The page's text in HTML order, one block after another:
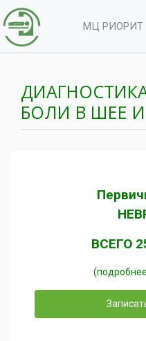
МЦ РИОРИТ
БОЛИ В ШЕЕ
ВСЕГО